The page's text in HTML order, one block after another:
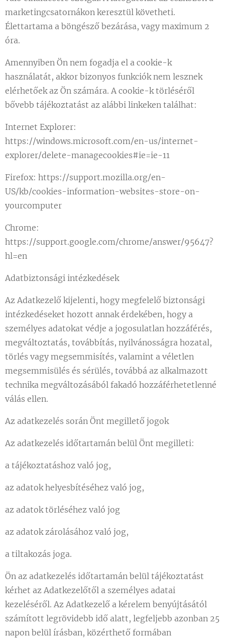
marketingcsatornákon keresztül követheti.
Élettartama a böngésző bezárása, vagy maximum 2
óra.
Amennyiben Ön nem fogadja el a cookie-k
használatát, akkor bizonyos funkciók nem lesznek
elérhetőek az Ön számára. A cookie-k törléséről
bővebb tájékoztatást az alábbi linkeken találhat:
Internet Explorer:
https://windows.microsoft.com/en-us/internet-
explorer/delete-managecookies#ie=ie-11
Firefox: https://support.mozilla.org/en-
US/kb/cookies-information-websites-store-on-
yourcomputer
Chrome:
https://support.google.com/chrome/answer/95647?
hl=en
Adatbiztonsági intézkedések
Az Adatkezelő kijelenti, hogy megfelelő biztonsági
intézkedéseket hozott annak érdekében, hogy a
személyes adatokat védje a jogosulatlan hozzáférés,
megváltoztatás, továbbítás, nyilvánosságra hozatal,
törlés vagy megsemmisítés, valamint a véletlen
megsemmisülés és sérülés, továbbá az alkalmazott
technika megváltozásából fakadó hozzáférhetetlenné
válás ellen.
Az adatkezelés során Önt megillető jogok
Az adatkezelés időtartamán belül Önt megilleti:
a tájékoztatáshoz való jog,
az adatok helyesbítéséhez való jog,
az adatok törléséhez való jog
az adatok zárolásához való jog,
a tiltakozás joga.
Ön az adatkezelés időtartamán belül tájékoztatást
kérhet az Adatkezelőtől a személyes adatai
kezeléséről. Az Adatkezelő a kérelem benyújtásától
számított legrövidebb idő alatt, legfeljebb azonban 25
napon belül írásban, közérthető formában